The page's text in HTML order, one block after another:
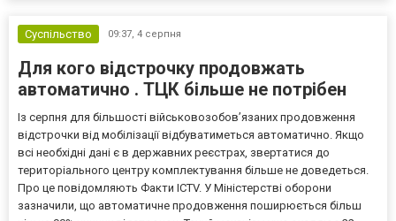
Суспільство 09:37, 4 серпня
Для кого відстрочку продовжать
автоматично . ТЦК більше не потрібен
Із серпня для більшості військовозобов’язаних продовження
відстрочки від мобілізації відбуватиметься автоматично. Якщо
всі необхідні дані є в державних реєстрах, звертатися до
територіального центру комплектування більше не доведеться.
Про це повідомляють Факти ICTV. У Міністерстві оборони
зазначили, що автоматичне продовження поширюється більш